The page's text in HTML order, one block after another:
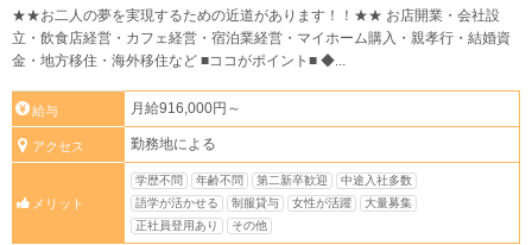
★★お二人の夢を実現するための近道があります！！★★ お店開業・会社設
立・飲食店経営・カフェ経営・宿泊業経営・マイホーム購入・親孝行・結婚資
金・地方移住・海外移住など ■ココがポイント■ ◆...
給与 月給916,000円～
アクセス 勤務地による
メリット
学歴不問 年齢不問 第二新卒歓迎
中途入社多数
語学が活かせる
制服貸与 女性が活躍
大量募集
正社員登用あり
その他